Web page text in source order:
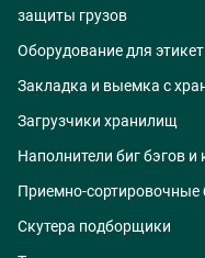
защиты грузов
Оборудование для
Закладка и выемка с
Загрузчики хранилищ
Наполнители биг бэгов и
Приемно-сортировочные
Скутера подборщики